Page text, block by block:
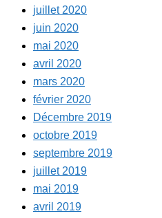
juillet 2020
juin 2020
mai 2020
avril 2020
mars 2020
février 2020
Décembre 2019
octobre 2019
septembre 2019
juillet 2019
mai 2019
avril 2019